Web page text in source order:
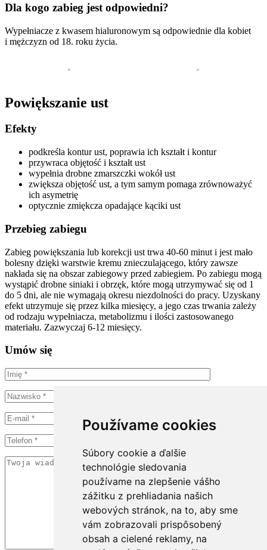
Používame cookies
Súbory cookie a ďalšie
technológie sledovania
používame na zlepšenie vášho
zážitku z prehliadania našich
webových stránok, na to, aby sme
vám zobrazovali prispôsobený
obsah a cielené reklamy, na
Dla kogo zabieg jest odpowiedni?
Wypełniacze z kwasem hialuronowym są odpowiednie dla kobiet
i mężczyzn od 18. roku życia.
Powiększanie ust
Efekty
podkreśla kontur ust, poprawia ich kształt i kontur
przywraca objętość i kształt ust
wypełnia drobne zmarszczki wokół ust
zwiększa objętość ust, a tym samym pomaga zrównoważyć
ich asymetrię
optycznie zmiękcza opadające kąciki ust
Przebieg zabiegu
Zabieg powiększania lub korekcji ust trwa 40-60 minut i jest mało
bolesny dzięki warstwie kremu znieczulającego, który zawsze
nakłada się na obszar zabiegowy przed zabiegiem. Po zabiegu mogą
wystąpić drobne siniaki i obrzęk, które mogą utrzymywać się od 1
do 5 dni, ale nie wymagają okresu niezdolności do pracy. Uzyskany
efekt utrzymuje się przez kilka miesięcy, a jego czas trwania zależy
od rodzaju wypełniacza, metabolizmu i ilości zastosowanego
materiału. Zazwyczaj 6-12 miesięcy.
Umów się